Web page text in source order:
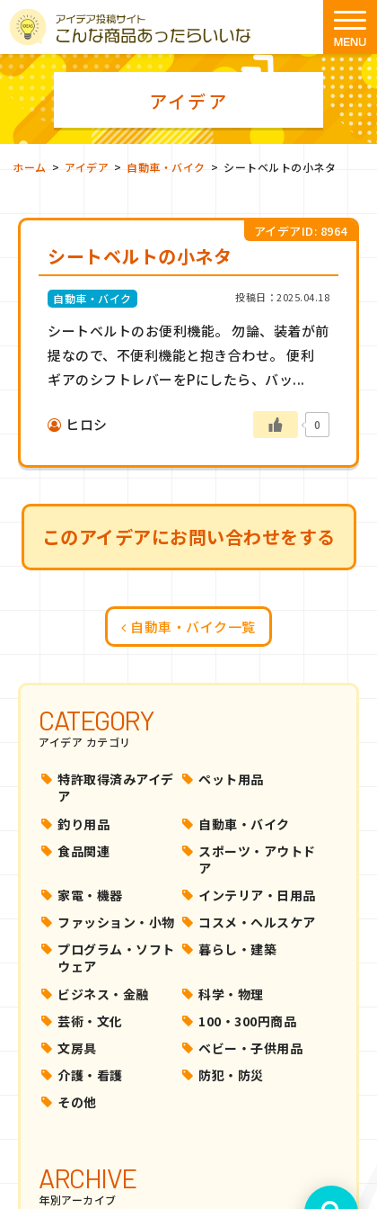
アイデア
ホーム > アイデア > 自動車・バイク > シートベルトの小ネタ
シートベルトの小ネタ
アイデアID: 8964
自動車・バイク 投稿日：2025.04.18
シートベルトのお便利機能。 勿論、装着が前
提なので、不便利機能と抱き合わせ。 便利
ギアのシフトレバーをPにしたら、バッ...
ヒロシ 0
このアイデアにお問い合わせをする
自動車・バイク一覧
CATEGORY
アイデア カテゴリ
特許取得済みアイデ
ア
ペット用品
釣り用品
自動車・バイク
食品関連
スポーツ・アウトド
ア
家電・機器
インテリア・日用品
ファッション・小物
コスメ・ヘルスケア
プログラム・ソフト
ウェア
暮らし・建築
ビジネス・金融
科学・物理
芸術・文化
100・300円商品
文房具
ベビー・子供用品
介護・看護
防犯・防災
その他
ARCHIVE
年別アーカイブ